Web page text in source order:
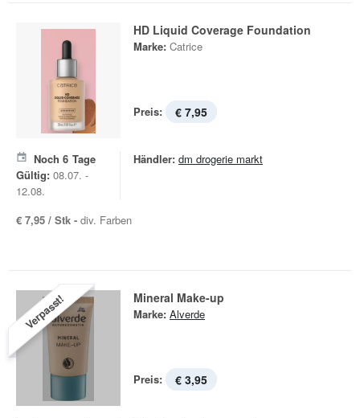
HD Liquid Coverage Foundation
Marke: Catrice
Preis: € 7,95
Noch 6 Tage
Gültig: 08.07. -
12.08.
Händler: dm drogerie markt
€ 7,95 / Stk - div. Farben
Verpasst! Mineral Make-up
Marke: Alverde
Preis: € 3,95